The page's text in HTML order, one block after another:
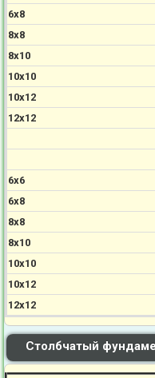
6х8
8х8
8х10
10х10
10х12
12х12
6х6
6х8
8х8
8х10
10х10
10х12
12х12
Столбчатый